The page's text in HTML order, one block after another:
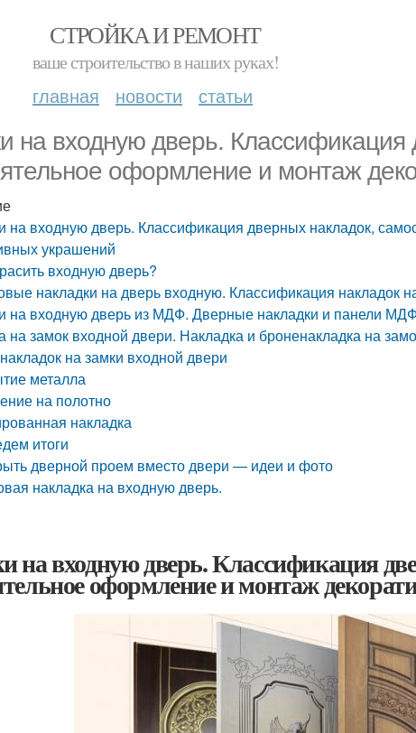
СТРОЙКА И РЕМОНТ
ваше строительство в наших руках!
главная новости статьи
на входную дверь. Классификация
оформление и монтаж
на входную дверь. Классификация дверных накладок,
украшений
входную дверь?
накладки на дверь входную. Классификация накладок
на входную дверь из МДФ. Дверные накладки и панели
на замок входной двери. Накладка и броненакладка на
на замки входной двери
металла
на полотно
накладка
итоги
дверной проем вместо двери — идеи и фото
накладка на входную дверь.
на входную дверь. Классификация
оформление и монтаж